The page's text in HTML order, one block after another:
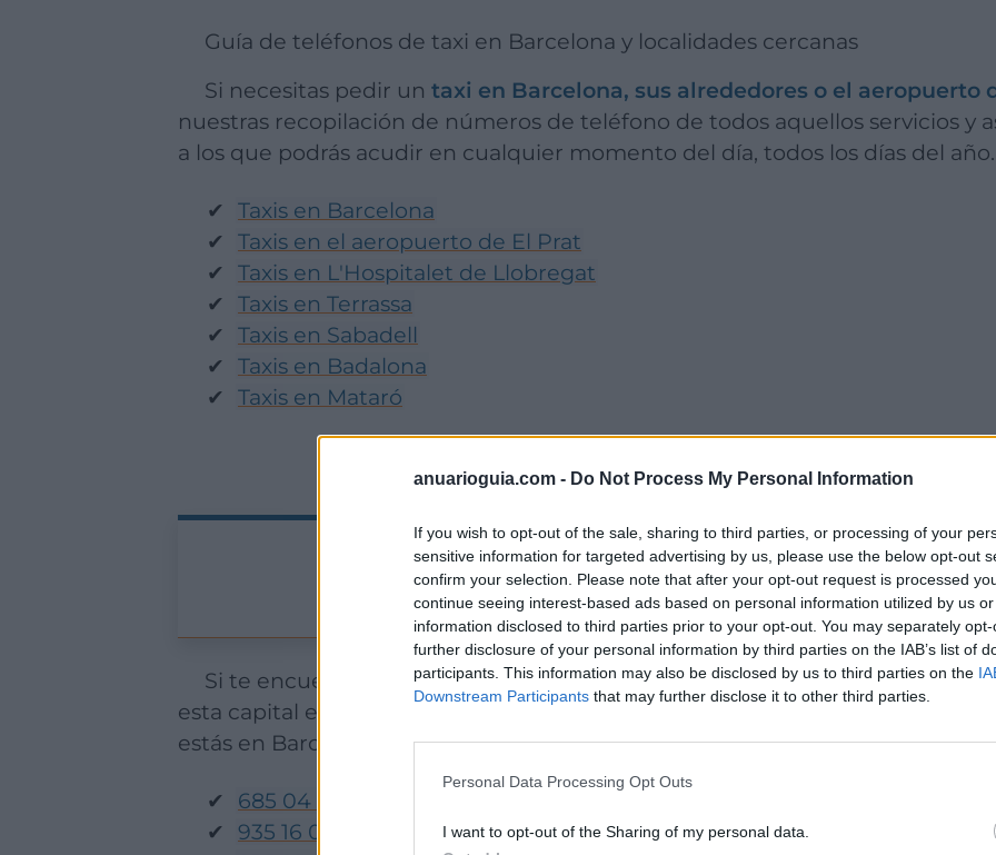
anuarioguia.com - Do Not Process My Personal Information
If you wish to opt-out of the sale, sharing to third parties, or processing of your
sensitive information for targeted advertising by us, please use the below opt-out
confirm your selection. Please note that after your opt-out request is processed
continue seeing interest-based ads based on personal information utilized by us
information disclosed to third parties prior to your opt-out. You may separately
further disclosure of your personal information by third parties on the IAB’s list of
participants. This information may also be disclosed by us to third parties on the
Downstream Participants that may further disclose it to other third parties.
Personal Data Processing Opt Outs
I want to opt-out of the Sharing of my personal data.
Guía de teléfonos de taxi en Barcelona y localidades cercanas
Si necesitas pedir un taxi en Barcelona, sus alrededores o el aeropuerto
nuestras recopilación de números de teléfono de todos aquellos servicios y
a los que podrás acudir en cualquier momento del día, todos los días del año.
Taxis en Barcelona
Taxis en el aeropuerto de El Prat
Taxis en L'Hospitalet de Llobregat
Taxis en Terrassa
Taxis en Sabadell
Taxis en Badalona
Taxis en Mataró
Taxis en Barcelona
Si te encuentras visitando o vives en la ciudad condal, observarás como el servicio de taxis ofrecido en
esta capital es amplio y te permite cubrir cualquier trayecto interurbano
estás en Barcelona, no dudes en contactar con estosnúmeros de teléfonopara
685 04 77 11
935 16 00 27
(Taxi Barcelona 24 horas)